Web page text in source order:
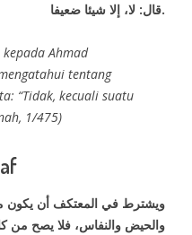
قال: لا، إلا شيئا ضعيفا.
Ahmad
tentang
“Tidak, kecuali suatu
1/475)
ويشترط في المعتكف أن يكون
والحيض والنفاس، فلا يصح من